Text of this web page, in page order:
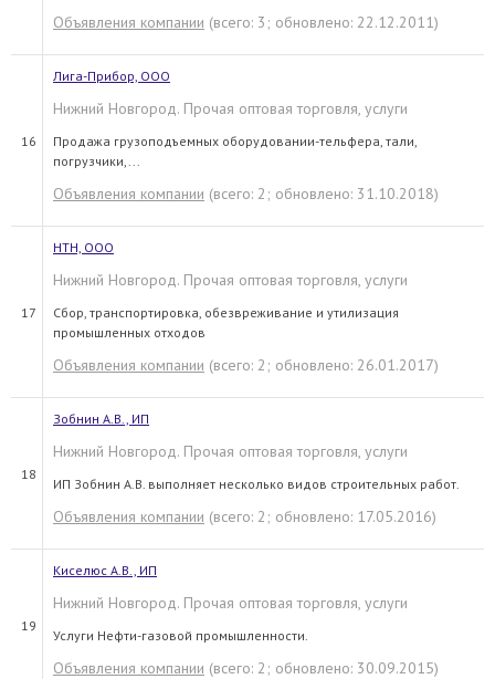
Объявления компании (всего: 3; обновлено: 22.12.2011)
16
Лига-Прибор, ООО
Нижний Новгород. Прочая оптовая торговля, услуги
Продажа грузоподъемных оборудовании-тельфера, тали,
погрузчики,...
Объявления компании (всего: 2; обновлено: 31.10.2018)
17
НТН, ООО
Нижний Новгород. Прочая оптовая торговля, услуги
Сбор, транспортировка, обезвреживание и утилизация
промышленных отходов
Объявления компании (всего: 2; обновлено: 26.01.2017)
18
Зобнин А.В., ИП
Нижний Новгород. Прочая оптовая торговля, услуги
ИП Зобнин А.В. выполняет несколько видов строительных работ.
Объявления компании (всего: 2; обновлено: 17.05.2016)
19
Киселюс А.В., ИП
Нижний Новгород. Прочая оптовая торговля, услуги
Услуги Нефти-газовой промышленности.
Объявления компании (всего: 2; обновлено: 30.09.2015)